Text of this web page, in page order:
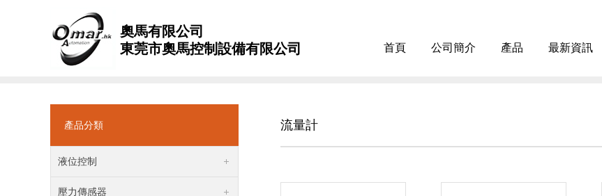
奧馬有限公司
東莞市奧馬控制設備有限公司
首頁 公司簡介 產品 最新資訊
產品分類
液位控制
壓力傳感器
流量計